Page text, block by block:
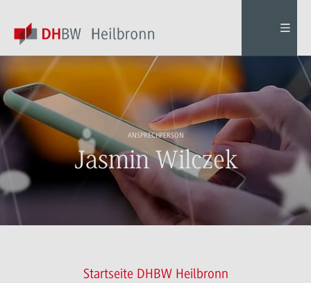
ANSPRECHPERSON
Jasmin Wilczek
Startseite DHBW Heilbronn